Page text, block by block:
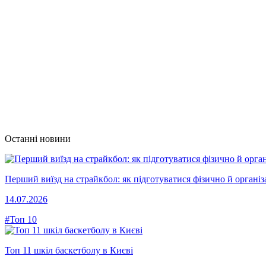
Останні новини
Перший виїзд на страйкбол: як підготуватися фізично й
14.07.2026
#Топ 10
Топ 11 шкіл баскетболу в Києві